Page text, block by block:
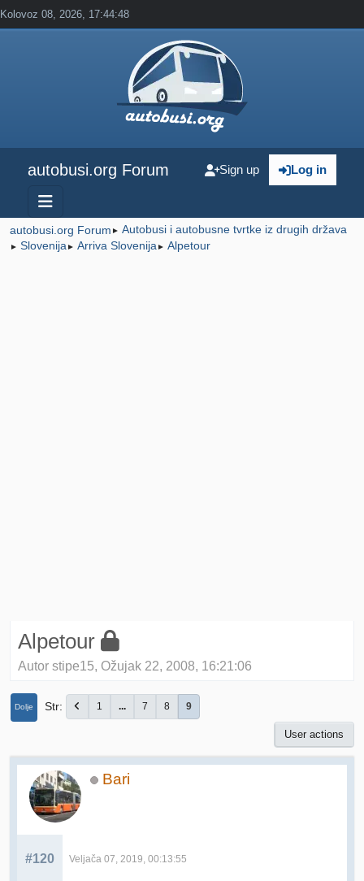
Kolovoz 08, 2026, 17:44:48
autobusi.org Forum Log in
Sign up
autobusi.org Forum ► Autobusi i autobusne tvrtke iz drugih država
► Slovenija ► Arriva Slovenija ► Alpetour
Alpetour
Autor stipe15, Ožujak 22, 2008, 16:21:06
Dolje Str 1 ... 7 8 9
User actions
Bari
#120 Veljača 07, 2019, 00:13:55